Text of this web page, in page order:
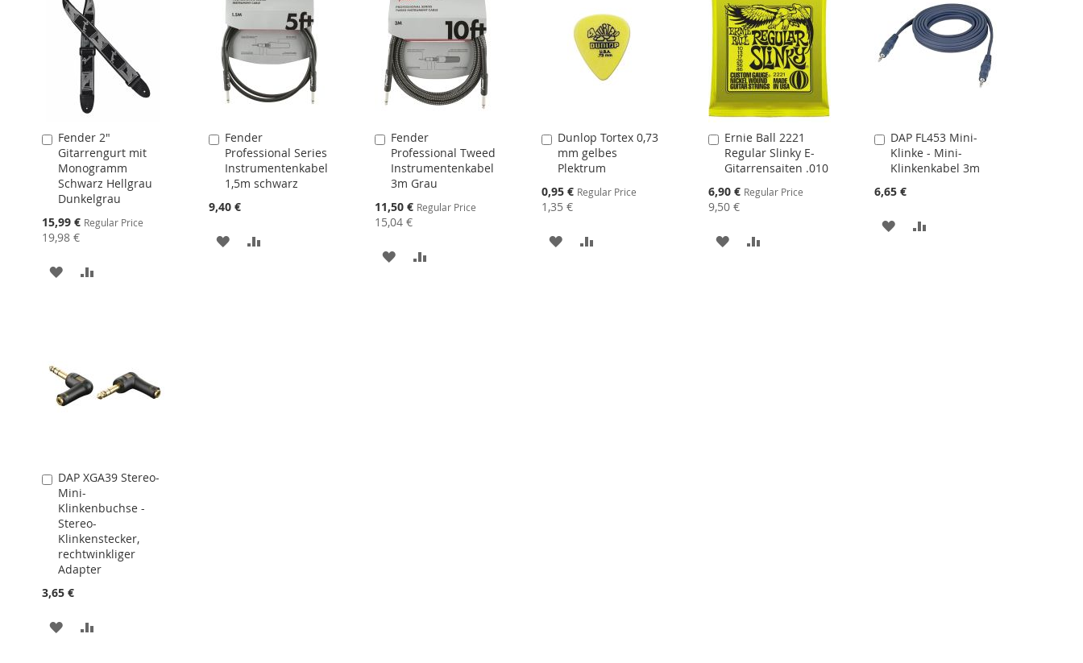
Fender 2"
Gitarrengurt mit
Monogramm
Schwarz Hellgrau
Dunkelgrau
Special
Price
15,99 € Regular Price
19,98 €
In
den
Warenkorb
MERKEN
Fender
Professional Series
Instrumentenkabel
1,5m schwarz
9,40 €
In
den
Warenkorb
MERKEN
Fender
Professional Tweed
Instrumentenkabel
3m Grau
Special
Price
11,50 € Regular Price
15,04 €
In
den
Warenkorb
MERKEN
Dunlop Tortex 0,73
mm gelbes
Plektrum
Special
Price
0,95 € Regular Price
1,35 €
In
den
Warenkorb
MERKEN
Ernie Ball 2221
Regular Slinky E-
Gitarrensaiten .010
Special
Price
6,90 € Regular Price
9,50 €
In
den
Warenkorb
MERKEN
DAP FL453 Mini-
Klinke - Mini-
Klinkenkabel 3m
6,65 €
In
den
Warenkorb
MERKEN
DAP XGA39 Stereo-
Mini-
Klinkenbuchse -
Stereo-
Klinkenstecker,
rechtwinkliger
Adapter
3,65 €
In
den
Warenkorb
MERKEN